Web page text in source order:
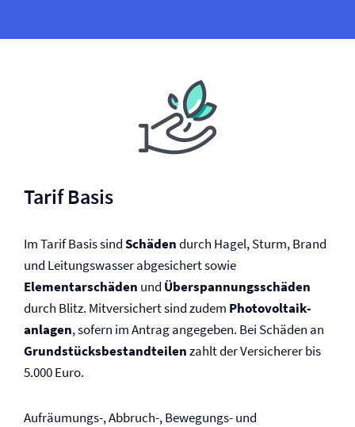
Tarif Basis
Im Tarif Basis sindSchädendurch Hagel, Sturm, Brand
und Leitungswasser abgesichert sowie
Elementarschäden und Überspannungsschäden
durch Blitz. Mitversichert sind zudem Photovoltaik­
anlagen, sofern im Antrag angegeben. Bei Schäden an
Grundstücksbestandteilenzahlt der Versicherer bis
5.000 Euro.
Aufräumungs-, Abbruch-, Bewegungs- und